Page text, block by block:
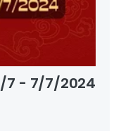
7 - 7/7/2024